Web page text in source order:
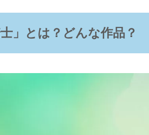
」とは？どんな作品？